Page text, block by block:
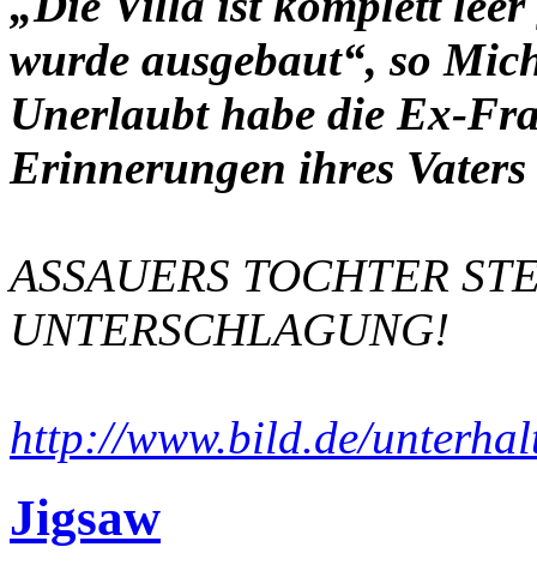
wurde ausgebaut“, so
Unerlaubt habe die Ex-
Erinnerungen ihres Vaters
ASSAUERS TOCHTER
UNTERSCHLAGUNG!
http://www.bild.de/
Jigsaw